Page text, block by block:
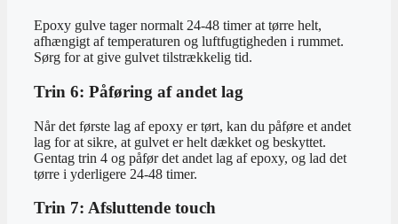
Epoxy gulve tager normalt 24-48 timer at tørre helt,
afhængigt af temperaturen og luftfugtigheden i rummet.
Sørg for at give gulvet tilstrækkelig tid.
Trin 6: Påføring af andet lag
Når det første lag af epoxy er tørt, kan du påføre et andet
lag for at sikre, at gulvet er helt dækket og beskyttet.
Gentag trin 4 og påfør det andet lag af epoxy, og lad det
tørre i yderligere 24-48 timer.
Trin 7: Afsluttende touch